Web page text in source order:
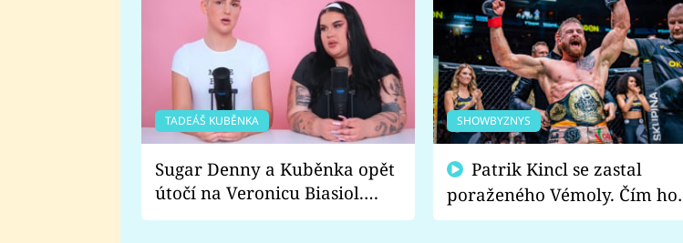
TADEÁŠ KUBĚNKA
Sugar Denny a Kuběnka opět
útočí na Veronicu Biasiol.
Proč je podle nich falešná a
SHOWBYZNYS
poraženého Vémoly. Čím ho
fanoušci naštvali?